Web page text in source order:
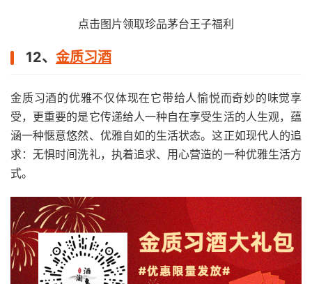
点击图片领取珍品茅台王子福利
12、 金质习酒
金质习酒的优雅不仅体现在它带给人愉悦而奇妙的味觉享
受，更重要的是它传递给人一种自在享受生活的人生观，蕴
涵一种惬意悠然、优雅自如的生活状态。这正如现代人的追
求：无惧时间洗礼，执着追求、用心营造的一种优雅生活方
式。